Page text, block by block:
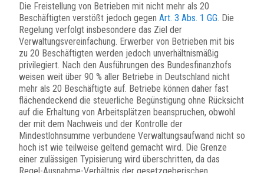
Die Freistellung von Betrieben mit nicht mehr als 20
Beschäftigten verstößt jedoch gegen Art. 3 Abs. 1 GG. Die
Regelung verfolgt insbesondere das Ziel der
Verwaltungsvereinfachung. Erwerber von Betrieben mit bis
zu 20 Beschäftigten werden jedoch unverhältnismäßig
privilegiert. Nach den Ausführungen des Bundesfinanzhofs
weisen weit über 90 % aller Betriebe in Deutschland nicht
mehr als 20 Beschäftigte auf. Betriebe können daher fast
flächendeckend die steuerliche Begünstigung ohne Rücksicht
auf die Erhaltung von Arbeitsplätzen beanspruchen, obwohl
der mit dem Nachweis und der Kontrolle der
Mindestlohnsumme verbundene Verwaltungsaufwand nicht so
hoch ist wie teilweise geltend gemacht wird. Die Grenze
einer zulässigen Typisierung wird überschritten, da das